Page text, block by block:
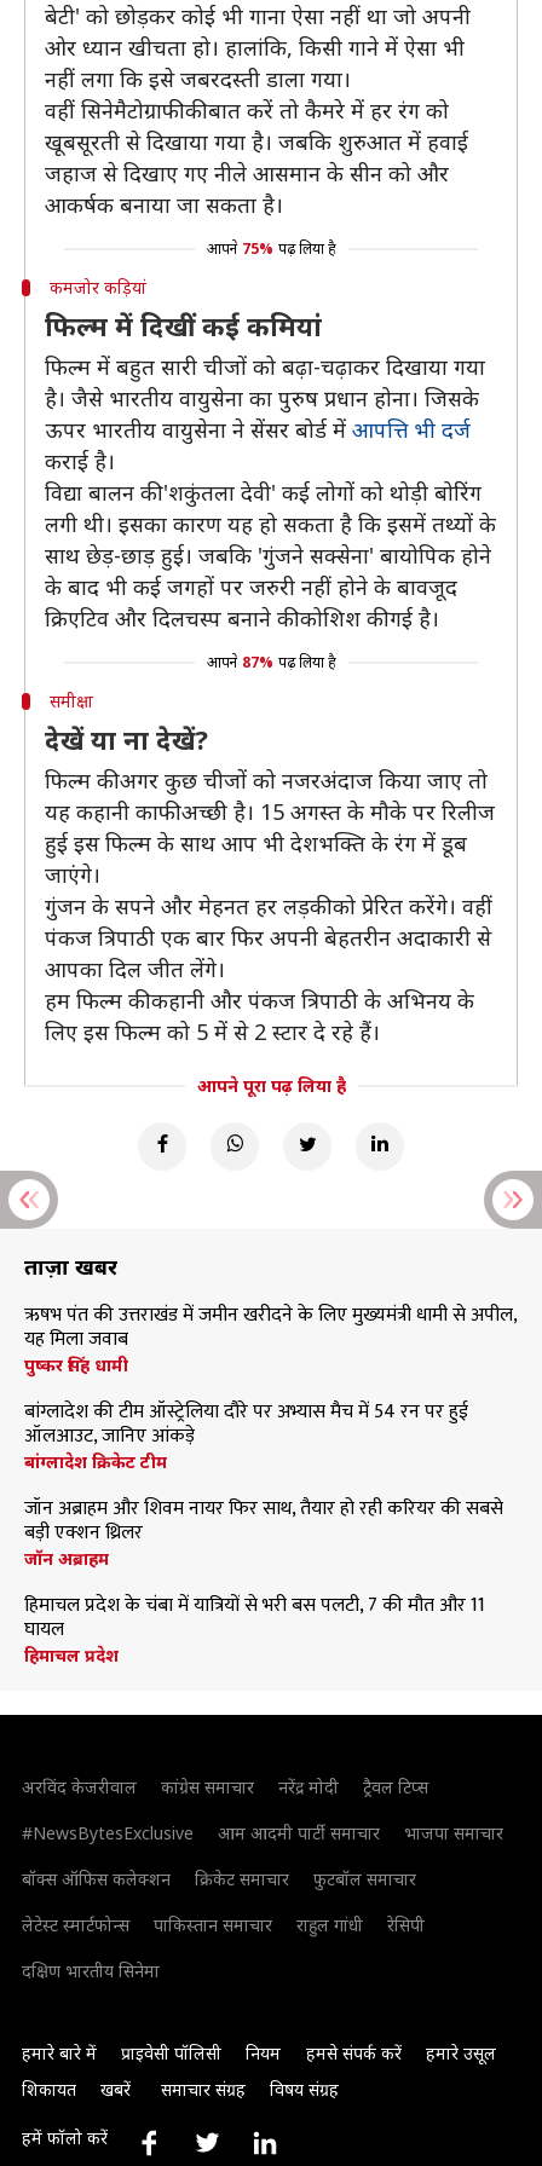
बेटी' को छोड़कर कोई भी गाना ऐसा नहीं था जो अपनी
ओर ध्यान खीचता हो। हालांकि, किसी गाने में ऐसा भी
नहीं लगा कि इसे जबरदस्ती डाला गया।
वहीं सिनेमैटोग्राफी की बात करें तो कैमरे में हर रंग को
खूबसूरती से दिखाया गया है। जबकि शुरुआत में हवाई
जहाज से दिखाए गए नीले आसमान के सीन को और
आकर्षक बनाया जा सकता है।
आपने 75% पढ़ लिया है
कमजोर कड़ियां
फिल्म में दिखीं कई कमियां
फिल्म में बहुत सारी चीजों को बढ़ा-चढ़ाकर दिखाया गया
है। जैसे भारतीय वायुसेना का पुरुष प्रधान होना। जिसके
ऊपर भारतीय वायुसेना ने सेंसर बोर्ड में आपत्ति भी दर्ज
कराई है।
विद्या बालन की 'शकुंतला देवी' कई लोगों को थोड़ी बोरिंग
लगी थी। इसका कारण यह हो सकता है कि इसमें तथ्यों के
साथ छेड़-छाड़ हुई। जबकि 'गुंजने सक्सेना' बायोपिक होने
के बाद भी कई जगहों पर जरुरी नहीं होने के बावजूद
क्रिएटिव और दिलचस्प बनाने की कोशिश की गई है।
आपने 87% पढ़ लिया है
समीक्षा
देखें या ना देखें?
फिल्म की अगर कुछ चीजों को नजरअंदाज किया जाए तो
यह कहानी काफी अच्छी है। 15 अगस्त के मौके पर रिलीज
हुई इस फिल्म के साथ आप भी देशभक्ति के रंग में डूब
जाएंगे।
गुंजन के सपने और मेहनत हर लड़की को प्रेरित करेंगे। वहीं
पंकज त्रिपाठी एक बार फिर अपनी बेहतरीन अदाकारी से
आपका दिल जीत लेंगे।
हम फिल्म की कहानी और पंकज त्रिपाठी के अभिनय के
लिए इस फिल्म को 5 में से 2 स्टार दे रहे हैं।
आपने पूरा पढ़ लिया है
ताज़ा खबरें
ऋषभ पंत की उत्तराखंड में जमीन खरीदने के लिए मुख्यमंत्री धामी से अपील,
यह मिला जवाब
पुष्कर सिंह धामी
बांग्लादेश की टीम ऑस्ट्रेलिया दौरे पर अभ्यास मैच में 54 रन पर हुई
ऑलआउट, जानिए आंकड़े
बांग्लादेश क्रिकेट टीम
जॉन अब्राहम और शिवम नायर फिर साथ, तैयार हो रही करियर की सबसे
बड़ी एक्शन थ्रिलर
जॉन अब्राहम
हिमाचल प्रदेश के चंबा में यात्रियों से भरी बस पलटी, 7 की मौत और 11
घायल
हिमाचल प्रदेश
अरविंद केजरीवाल कांग्रेस समाचार नरेंद्र मोदी
ट्रैवल टिप्स
#NewsBytesExclusive
आम आदमी पार्टी समाचार
भाजपा समाचार
बॉक्स ऑफिस कलेक्शन
क्रिकेट समाचार
फुटबॉल समाचार
लेटेस्ट स्मार्टफोन्स
पाकिस्तान समाचार राहुल गांधी
रेसिपी
दक्षिण भारतीय सिनेमा
हमारे बारे में प्राइवेसी पॉलिसी नियम हमसे संपर्क करें
हमारे उसूल
शिकायत
खबरें समाचार संग्रह विषय संग्रह
हमें फॉलो करें